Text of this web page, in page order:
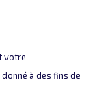
votre
à des fins de